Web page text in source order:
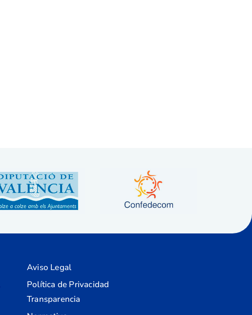
Aviso Legal
Política de Privacidad
Transparencia